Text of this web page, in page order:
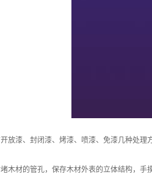
漆、封闭漆、烤漆、喷漆、免漆几种处理
材的管孔，保存木材外表的立体结构，手